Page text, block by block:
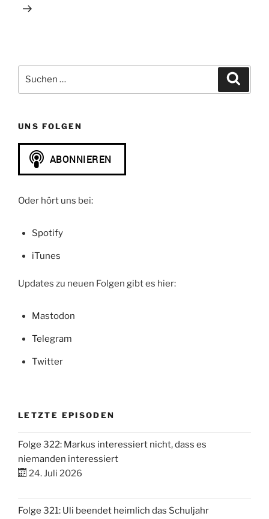
nach:
UNS FOLGEN
Oder hört uns bei:
Spotify
iTunes
Updates zu neuen Folgen gibt es hier:
Mastodon
Telegram
Twitter
LETZTE EPISODEN
Folge 322: Markus interessiert nicht, dass es
niemanden interessiert
24. Juli 2026
Folge 321: Uli beendet heimlich das Schuljahr